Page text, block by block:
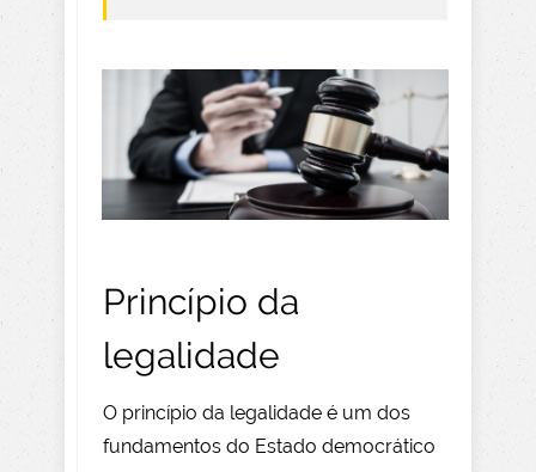
Princípio da
legalidade
O princípio da legalidade é um dos
fundamentos do Estado democrático